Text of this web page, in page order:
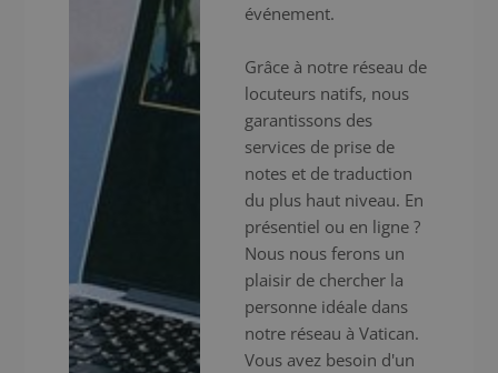
événement.
Grâce à notre réseau de
locuteurs natifs, nous
garantissons des
services de prise de
notes et de traduction
du plus haut niveau. En
présentiel ou en ligne ?
Nous nous ferons un
plaisir de chercher la
personne idéale dans
notre réseau à Vatican.
Vous avez besoin d'un